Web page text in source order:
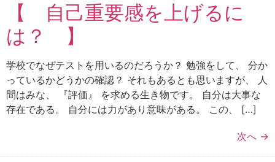
【 自己重要感を上げるに
は？ 】
学校でなぜテストを用いるのだろうか？ 勉強をして、 分か
っているかどうかの確認？ それもあるとも思いますが、 人
間はみな、 『評価』 を求める生き物です。 自分は大事な
存在である。 自分には力があり意味がある。 この、 […]
次へ →